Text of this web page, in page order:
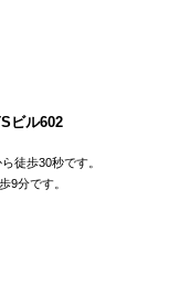
ビル602
徒歩30秒です。
9分です。